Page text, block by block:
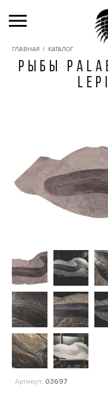
ГЛАВНАЯ / КАТАЛОГ
РЫБЫ
Артикул: 03697